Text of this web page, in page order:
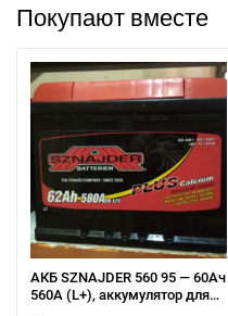
Покупают вместе
АКБ SZNAJDER 560 95 — 60Ач
560А (L+), аккумулятор для